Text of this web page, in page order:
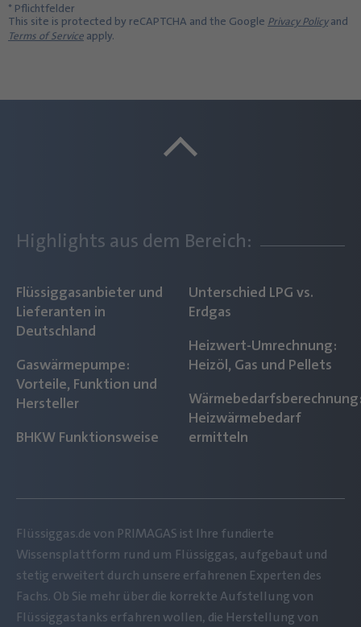
* Pflichtfelder
This site is protected by reCAPTCHA and the Google Privacy Policyand
Terms of Service apply.
Highlights aus dem Bereich:
Flüssiggasanbieter und
Lieferanten in
Deutschland
Gaswärmepumpe:
Vorteile, Funktion und
Hersteller
BHKW Funktionsweise
Unterschied LPG vs.
Erdgas
Heizwert-Umrechnung:
Heizöl, Gas und Pellets
Heizwärmebedarf
ermitteln
Flüssiggas.de von PRIMAGAS ist Ihre fundierte
Wissensplattform rund um Flüssiggas, aufgebaut und
stetig erweitert durch unsere erfahrenen Experten des
Fachs. Ob Sie mehr über die korrekte Aufstellung von
Flüssiggastanks erfahren wollen, die Herstellung von